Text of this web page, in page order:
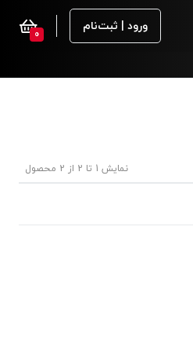
ورود | ثبت‌نام 0
نمایش 1 تا 2 از 2 محصول